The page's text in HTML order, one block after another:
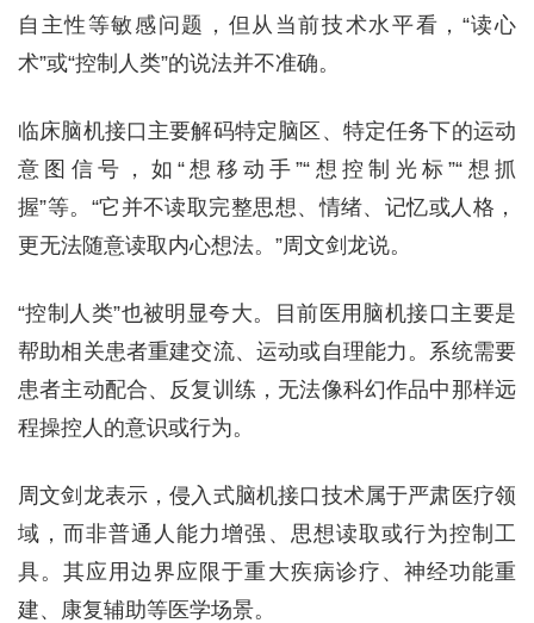
自主性等敏感问题，但从当前技术水平看，“读心
术”或“控制人类”的说法并不准确。
临床脑机接口主要解码特定脑区、特定任务下的运动
意图信号，如“想移动手”“想控制光标”“想抓
握”等。“它并不读取完整思想、情绪、记忆或人格，
更无法随意读取内心想法。”周文剑龙说。
“控制人类”也被明显夸大。目前医用脑机接口主要是
帮助相关患者重建交流、运动或自理能力。系统需要
患者主动配合、反复训练，无法像科幻作品中那样远
程操控人的意识或行为。
周文剑龙表示，侵入式脑机接口技术属于严肃医疗领
域，而非普通人能力增强、思想读取或行为控制工
具。其应用边界应限于重大疾病诊疗、神经功能重
建、康复辅助等医学场景。